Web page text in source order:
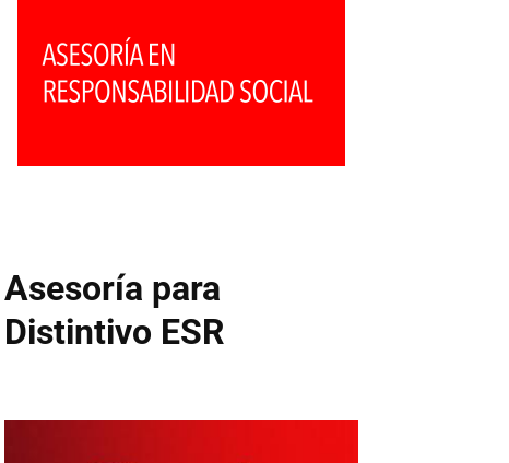
Asesoría para
Distintivo ESR